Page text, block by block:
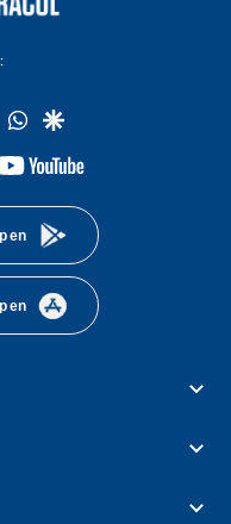
twitterwhatsapp
google
youtube-
en
en